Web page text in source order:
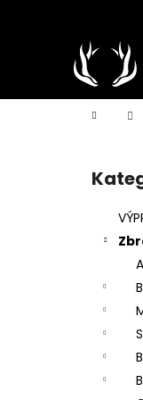
Domů
k
Zpět
obchodu
Zpět
obchodu